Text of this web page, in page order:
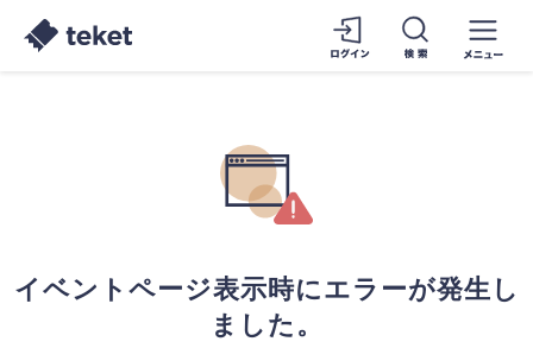
イベントページ表示時にエラーが発生し
ました。